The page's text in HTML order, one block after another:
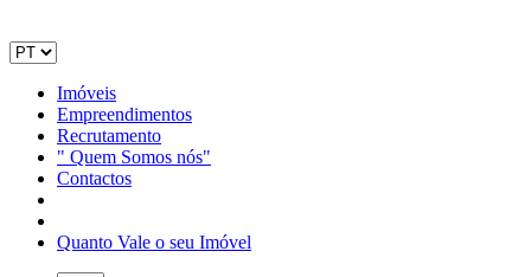
Imóveis
Empreendimentos
Recrutamento
" Quem Somos nós"
Contactos
Quanto Vale o seu Imóvel